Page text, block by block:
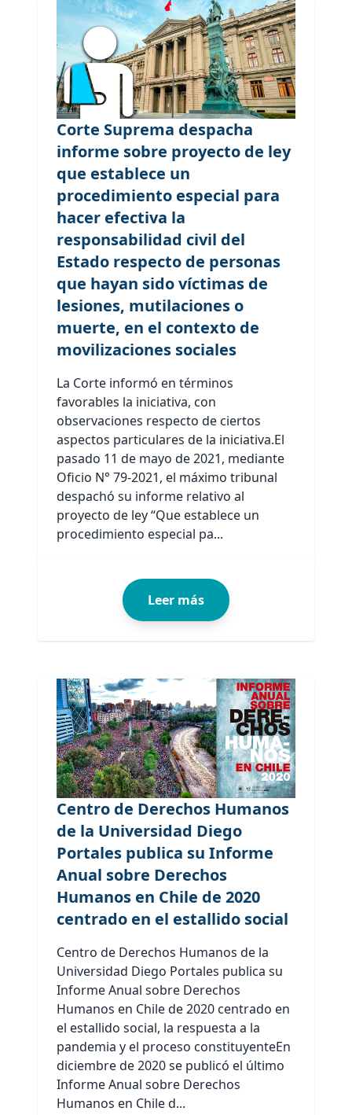
Corte Suprema despacha
informe sobre proyecto de ley
que establece un
procedimiento especial para
hacer efectiva la
responsabilidad civil del
Estado respecto de personas
que hayan sido víctimas de
lesiones, mutilaciones o
muerte, en el contexto de
movilizaciones sociales
La Corte informó en términos
favorables la iniciativa, con
observaciones respecto de ciertos
aspectos particulares de la iniciativa.El
pasado 11 de mayo de 2021, mediante
Oficio N° 79-2021, el máximo tribunal
despachó su informe relativo al
proyecto de ley “Que establece un
procedimiento especial pa...
Leer más
Centro de Derechos Humanos
de la Universidad Diego
Portales publica su Informe
Anual sobre Derechos
Humanos en Chile de 2020
centrado en el estallido social
Centro de Derechos Humanos de la
Universidad Diego Portales publica su
Informe Anual sobre Derechos
Humanos en Chile de 2020 centrado en
el estallido social, la respuesta a la
pandemia y el proceso constituyenteEn
diciembre de 2020 se publicó el último
Informe Anual sobre Derechos
Humanos en Chile d...